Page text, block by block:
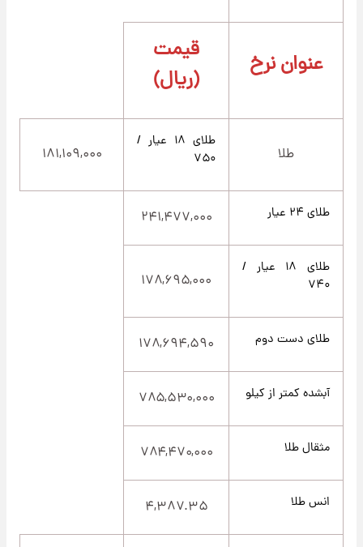
عنوان نرخ
قیمت
(ریال)
طلا
طلای ۱۸ عیار /
۷۵۰
۱۸۱,۱۰۹,۰۰۰
طلای ۲۴ عیار ۲۴۱,۴۷۷,۰۰۰
طلای ۱۸ عیار /
۷۴۰
۱۷۸,۶۹۵,۰۰۰
طلای دست دوم ۱۷۸,۶۹۴,۵۹۰
آبشده کمتر از کیلو ۷۸۵,۵۳۰,۰۰۰
مثقال طلا ۷۸۴,۴۷۰,۰۰۰
انس طلا ۴,۳۸۷.۳۵